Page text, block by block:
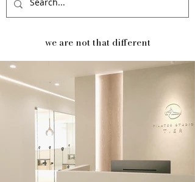
we are not that different